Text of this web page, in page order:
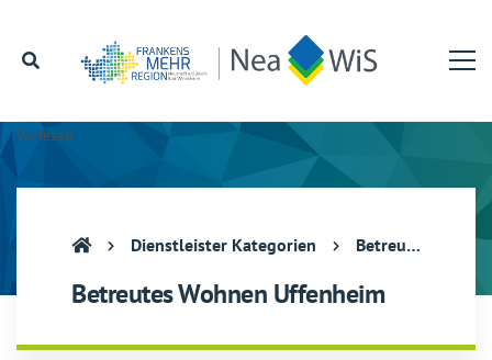
Vorlesen
Dienstleister Kategorien Betreutes Wohnen Uffenheim
Betreutes Wohnen Uffenheim